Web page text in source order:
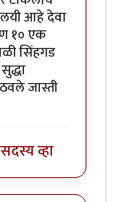
लयी आहे देवा
१० एक
सिंहगड
जास्ती
सदस्य व्हा